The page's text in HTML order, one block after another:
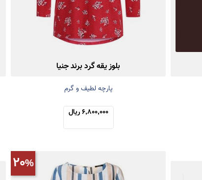
بلوز یقه گرد برند جنیا
پارچه لطیف و گرم
6,800,000 ریال
20